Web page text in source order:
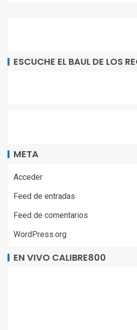
ESCUCHE EL BAUL DE LOS
META
Acceder
Feed de entradas
Feed de comentarios
WordPress.org
EN VIVO CALIBRE800